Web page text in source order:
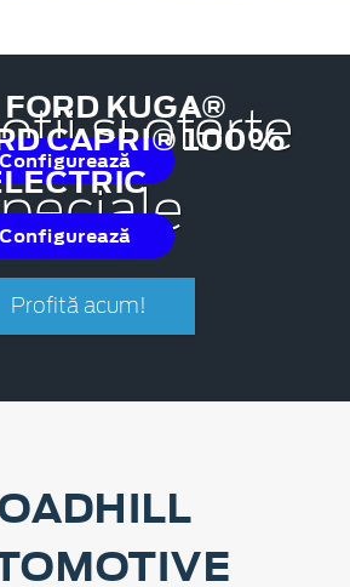
KUGA®
Configurează
CAPRI® 100%
Configurează
și oferte
Profită acum!